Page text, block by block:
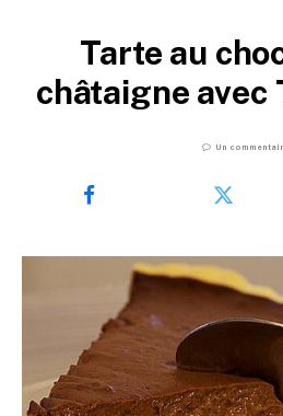
Tarte au
châtaigne avec
Un